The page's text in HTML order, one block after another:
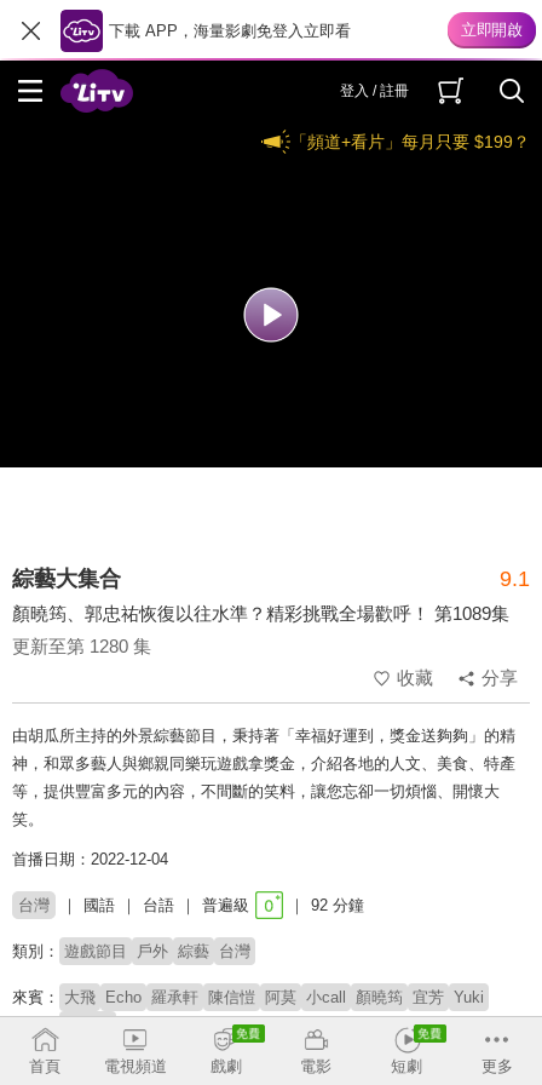
下載 APP，海量影劇免登入立即看
登入 / 註冊
「頻道+看片」每月只要 $199？
綜藝大集合 9.1
顏曉筠、郭忠祐恢復以往水準？精彩挑戰全場歡呼！ 第1089集
更新至第 1280 集
收藏
分享
由胡瓜所主持的外景綜藝節目，秉持著「幸福好運到，獎金送夠夠」的精
神，和眾多藝人與鄉親同樂玩遊戲拿獎金，介紹各地的人文、美食、特產
等，提供豐富多元的內容，不間斷的笑料，讓您忘卻一切煩惱、開懷大
笑。
首播日期：2022-12-04
台灣 國語 台語 普遍級 92 分鐘
類別： 遊戲節目 戶外 綜藝 台灣
來賓： 大飛 Echo 羅承軒 陳信愷 阿莫 小call 顏曉筠 宜芳 Yuki
主持： 阿翔 籃籃 郭忠祐
首頁 電視頻道 戲劇 電影 短劇 更多